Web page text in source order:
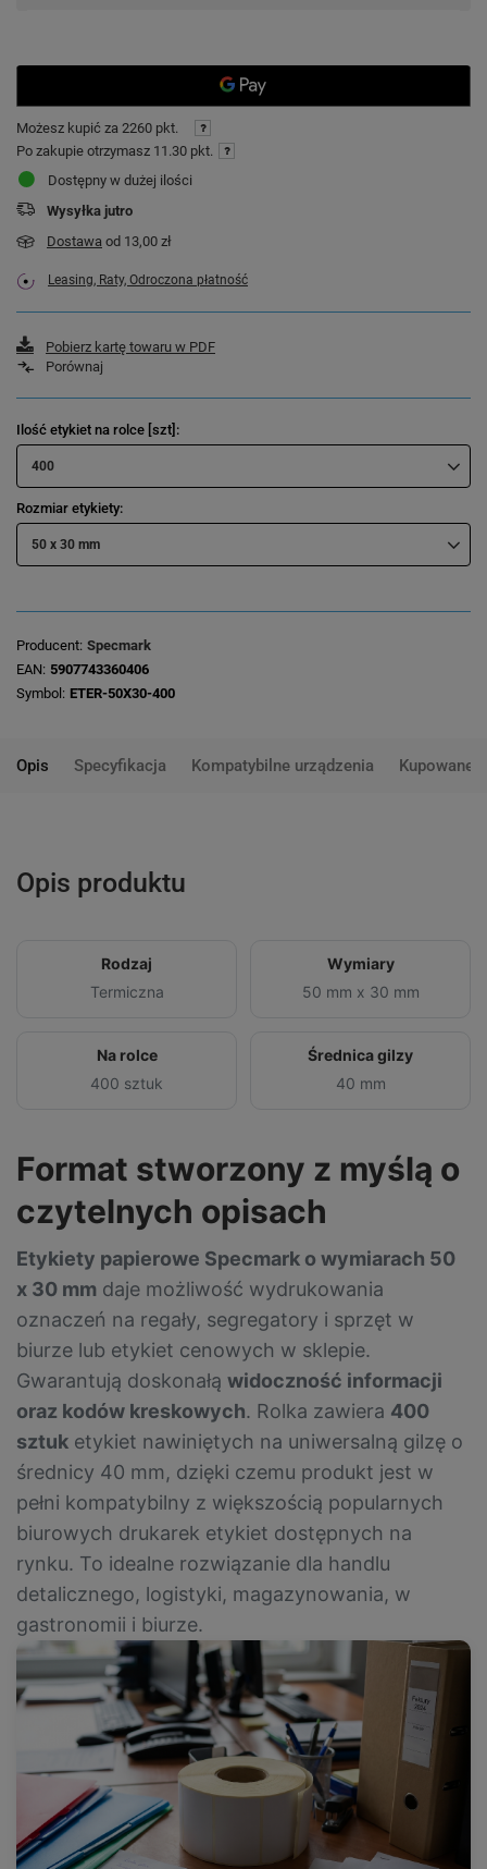
Możesz kupić za 2260 pkt.
Po zakupie otrzymasz 11.30 pkt.
Dostępny w dużej ilości
Wysyłka jutro
Dostawa od 13,00 zł
Leasing, Raty, Odroczona płatność
Pobierz kartę towaru w PDF
Porównaj
Ilość etykiet na rolce [szt]
400
Rozmiar etykiety
50 x 30 mm
Producent Specmark
EAN 5907743360406
Symbol ETER-50X30-400
Opis Specyfikacja Kompatybilne urządzenia Kupowane
Opis produktu
Rodzaj
Termiczna
Wymiary
50 mm x 30 mm
Na rolce
400 sztuk
Średnica gilzy
40 mm
Format stworzony z myślą o
czytelnych opisach
Etykiety papierowe Specmark o wymiarach 50
x 30 mm daje możliwość wydrukowania
oznaczeń na regały, segregatory i sprzęt w
biurze lub etykiet cenowych w sklepie.
Gwarantują doskonałą widoczność informacji
oraz kodów kreskowych. Rolka zawiera 400
sztuk etykiet nawiniętych na uniwersalną gilzę o
średnicy 40 mm, dzięki czemu produkt jest w
pełni kompatybilny z większością popularnych
biurowych drukarek etykiet dostępnych na
rynku. To idealne rozwiązanie dla handlu
detalicznego, logistyki, magazynowania, w
gastronomii i biurze.